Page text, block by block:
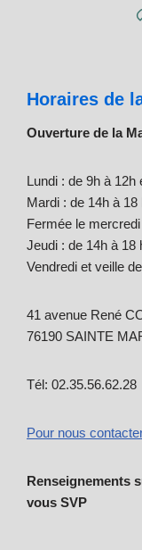
Horaires de
Ouverture de la
Lundi : de 9h à 12h
Mardi : de 14h à 18
Fermée le mercredi
Jeudi : de 14h à 18
Vendredi et veille
41 avenue René
76190 SAINTE
Tél: 02.35.56.62.28
Pour nous
Renseignements
vous SVP